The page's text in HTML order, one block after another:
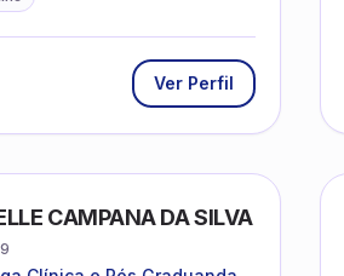
Ver Perfil
CAMPANA DA SILVA